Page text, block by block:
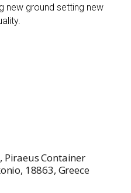
new ground setting new
Piraeus Container
18863, Greece